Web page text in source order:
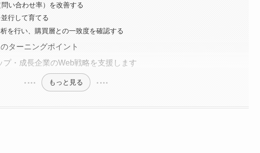
い合わせ率）を改善する
行して育てる
を行い、購買層との一致度を確認する
ターニングポイント
プ・成長企業のWeb戦略を支援します
もっと見る